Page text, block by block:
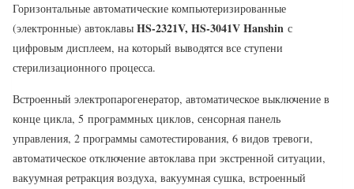
Горизонтальные автоматические компьютеризированные
(электронные) автоклавы HS-2321V, HS-3041V Hanshin с
цифровым дисплеем, на который выводятся все ступени
стерилизационного процесса.
Встроенный электропарогенератор, автоматическое выключение в
конце цикла, 5 программных циклов, сенсорная панель
управления, 2 программы самотестирования, 6 видов тревоги,
автоматическое отключение автоклава при экстренной ситуации,
вакуумная ретракция воздуха, вакуумная сушка, встроенный